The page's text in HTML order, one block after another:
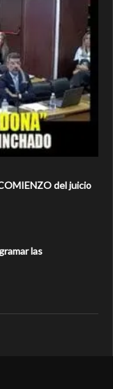
del juicio
las